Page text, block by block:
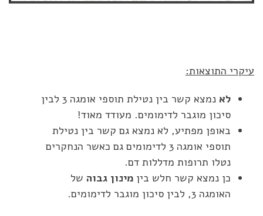
עיקרי התוצאות:
לא
נמצא קשר בין נטילת תוספי אומגה 3 לבין
סיכון מוגבר לדימומים. מעודד מאוד!
באופן מפתיע, לא נמצא גם קשר בין נטילת
תוספי אומגה 3 לדימומים גם כאשר הנחקרים
נטלו תרופות מדללות דם.
כן נמצא קשר חלש בין מינון גבוה של
האומגה 3, לבין סיכון מוגבר לדימומים.